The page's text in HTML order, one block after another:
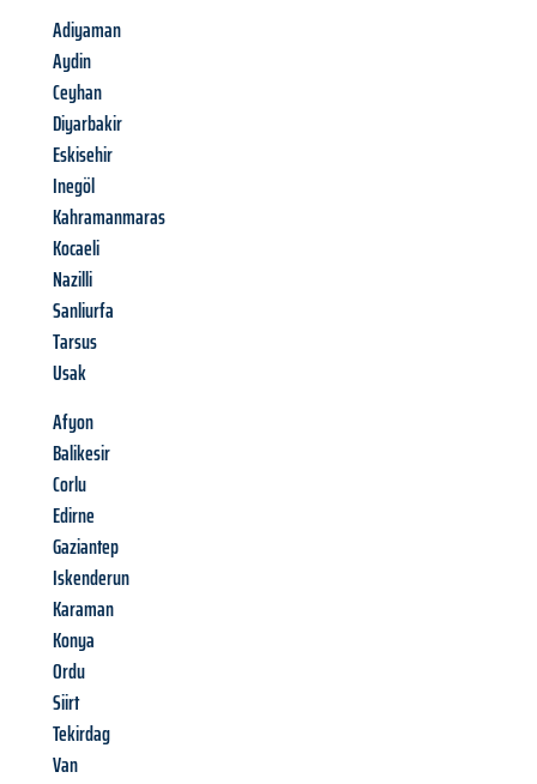
Adiyaman
Aydin
Ceyhan
Diyarbakir
Eskisehir
Inegöl
Kahramanmaras
Kocaeli
Nazilli
Sanliurfa
Tarsus
Usak
Afyon
Balikesir
Corlu
Edirne
Gaziantep
Iskenderun
Karaman
Konya
Ordu
Siirt
Tekirdag
Van